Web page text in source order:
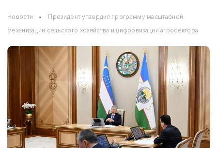
Новости
Президент утвердил программу масштабной
механизации сельского хозяйства и цифровизации агросектора